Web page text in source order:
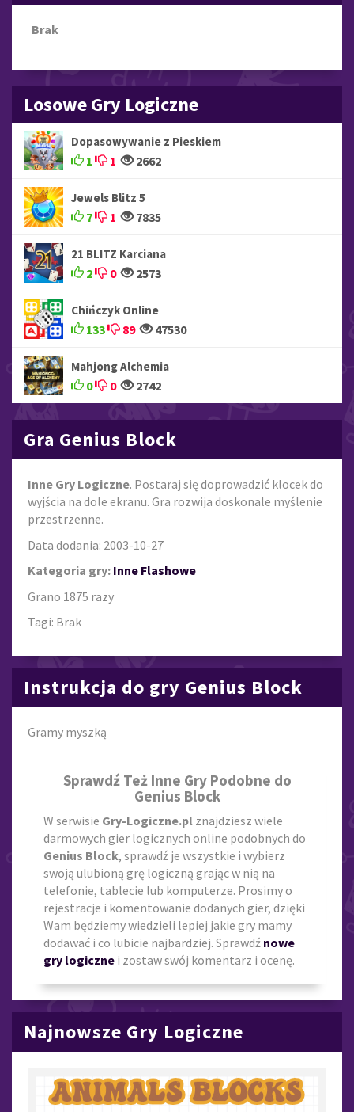
Brak
Losowe Gry Logiczne
Dopasowywanie z Pieskiem
1 1 2662
Jewels Blitz 5
7 1 7835
21 BLITZ Karciana
2 0 2573
Chińczyk Online
133 89 47530
Mahjong Alchemia
0 0 2742
Gra Genius Block
Inne Gry Logiczne. Postaraj się doprowadzić klocek do
wyjścia na dole ekranu. Gra rozwija doskonale myślenie
przestrzenne.
Data dodania: 2003-10-27
Kategoria gry: Inne Flashowe
Grano 1875 razy
Tagi: Brak
Instrukcja do gry Genius Block
Gramy myszką
Sprawdź Też Inne Gry Podobne do
Genius Block
W serwisie Gry-Logiczne.pl znajdziesz wiele
darmowych gier logicznych online podobnych do
Genius Block, sprawdź je wszystkie i wybierz
swoją ulubioną grę logiczną grając w nią na
telefonie, tablecie lub komputerze. Prosimy o
rejestracje i komentowanie dodanych gier, dzięki
Wam będziemy wiedzieli lepiej jakie gry mamy
dodawać i co lubicie najbardziej. Sprawdź nowe
gry logiczne i zostaw swój komentarz i ocenę.
Najnowsze Gry Logiczne